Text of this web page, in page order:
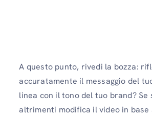
A questo punto, rivedi la bozza:
accuratamente il messaggio del
linea con il tono del tuo brand? Se
altrimenti modifica il video in base